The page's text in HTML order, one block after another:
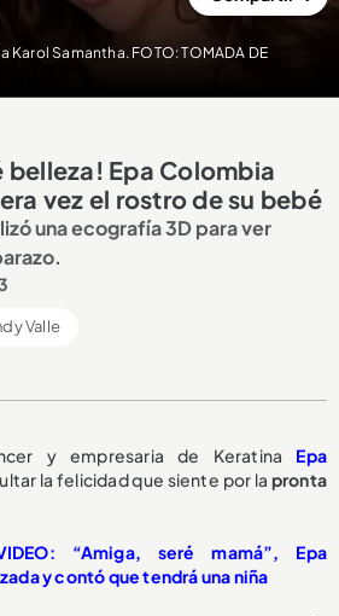
Karol Samantha. FOTO: TOMADA DE
belleza! Epa Colombia
vez el rostro de su bebé
una ecografía 3D para ver
Valle
y empresaria de Keratina Epa
la felicidad que siente por la pronta
“Amiga, seré mamá”, Epa
y contó que tendrá una niña